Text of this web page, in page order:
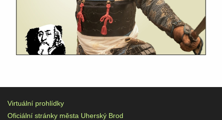
Virtuální prohlídky
Oficiální stránky města Uherský Brod